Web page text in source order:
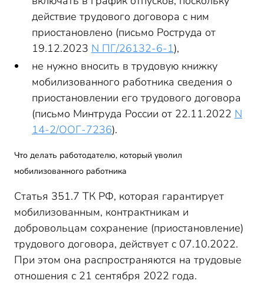
действие трудового договора с ним
приостановлено (письмо Роструда от
19.12.2023 N ПГ/26132-6-1),
не нужно вносить в трудовую книжку
мобилизованного работника сведения о
приостановлении его трудового договора
(письмо Минтруда России от 22.11.2022 N
14-2/ООГ-7236).
Что делать работодателю, который уволил
мобилизованного работника
Статья 351.7 ТК РФ, которая гарантирует
мобилизованным, контрактникам и
добровольцам сохранение (приостановление)
трудового договора, действует с 07.10.2022.
При этом она распространяются на трудовые
отношения с 21 сентября 2022 года.